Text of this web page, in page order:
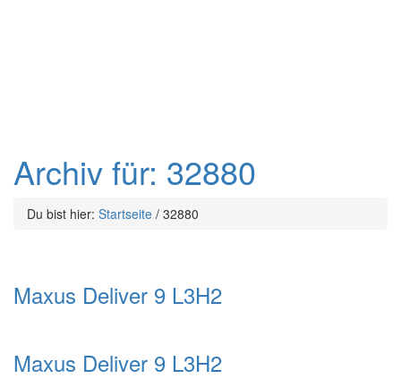
Archiv für: 32880
Du bist hier: Startseite / 32880
Maxus Deliver 9 L3H2
Maxus Deliver 9 L3H2